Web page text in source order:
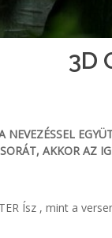
3D
NEVEZÉSSEL
AKKOR
Ísz , mint a